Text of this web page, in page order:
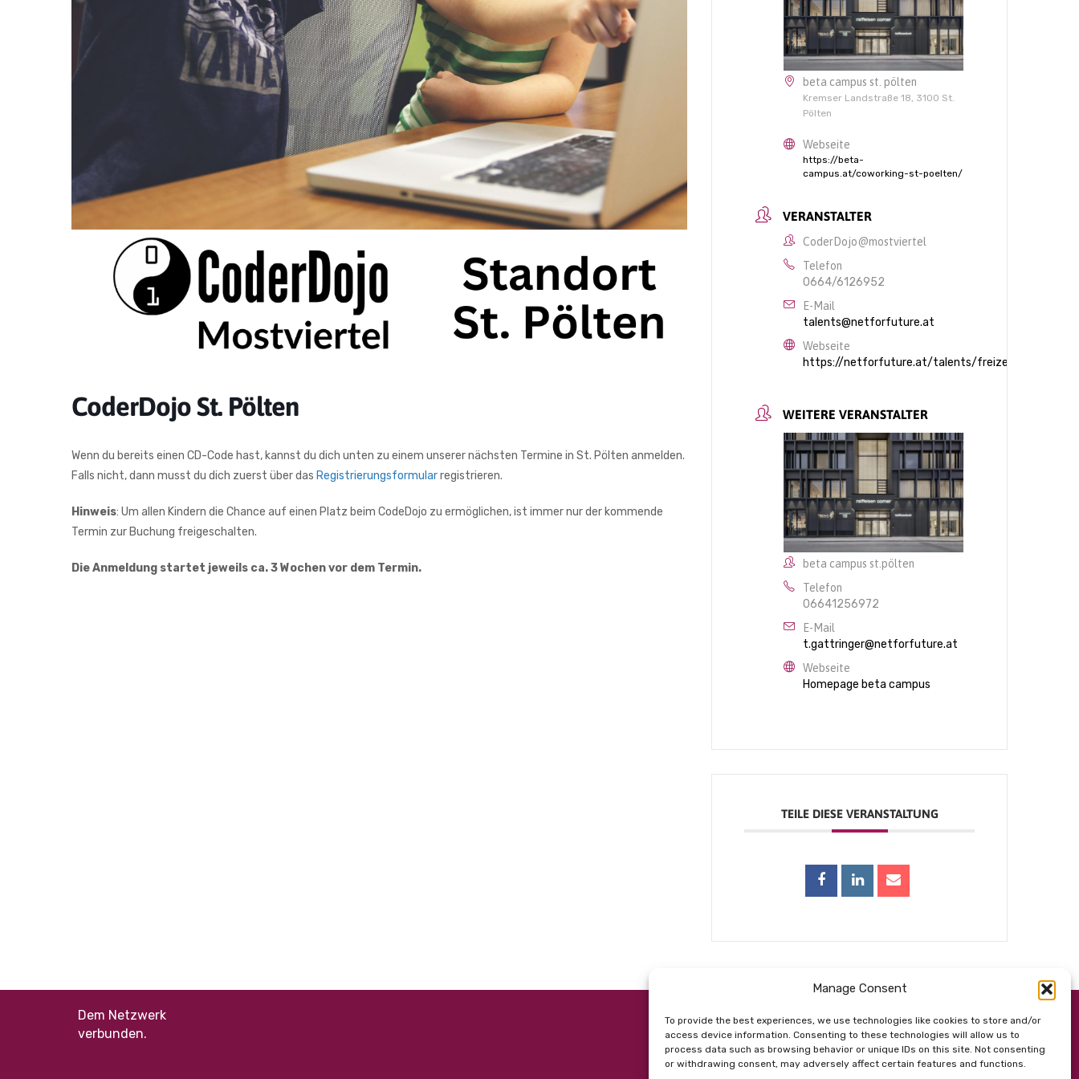
Manage Consent
To provide the best experiences, we use technologies like cookies to store and/or
access device information. Consenting to these technologies will allow us to
process data such as browsing behavior or unique IDs on this site. Not consenting
or withdrawing consent, may adversely affect certain features and functions.
CoderDojo St. Pölten
Wenn du bereits einen CD-Code hast, kannst du dich unten zu einem unserer nächsten Termine in St. Pölten anmelden.
Falls nicht, dann musst du dich zuerst über das Registrierungsformularregistrieren.
Hinweis: Um allen Kindern die Chance auf einen Platz beim CodeDojo zu ermöglichen, ist immer nur der kommende
Termin zur Buchung freigeschalten.
Die Anmeldung startet jeweils ca. 3 Wochen vor dem Termin.
beta campus st. pölten
Kremser Landstraße 18, 3100 St.
Pölten
Webseite
https://beta-
campus.at/coworking-st-poelten/
VERANSTALTER
CoderDojo@mostviertel
Telefon
0664/6126952
E-Mail
talents@netforfuture.at
Webseite
https://netforfuture.at/talents/freizeitangebot/
WEITERE VERANSTALTER
beta campus st.pölten
Telefon
06641256972
E-Mail
t.gattringer@netforfuture.at
Webseite
Homepage beta campus
TEILE DIESE VERANSTALTUNG
Dem Netzwerk
verbunden.